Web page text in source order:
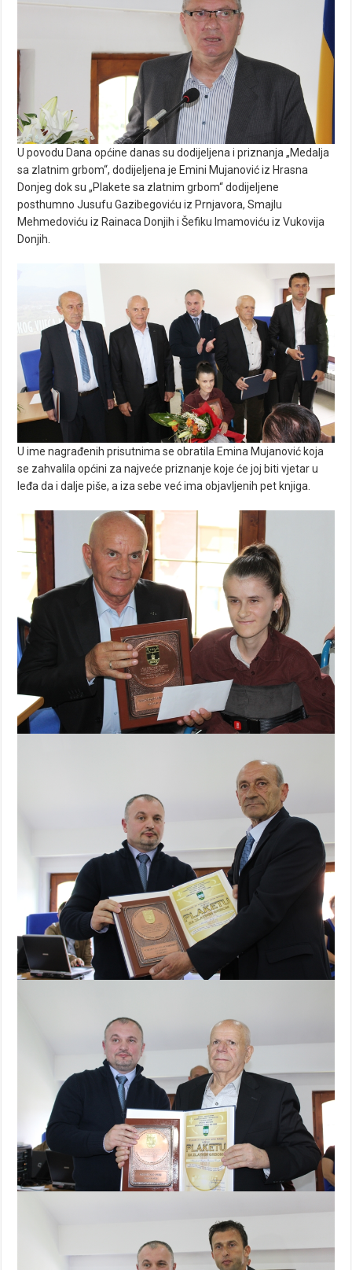
U povodu Dana općine danas su dodijeljena i priznanja „Medalja
sa zlatnim grbom“, dodijeljena je Emini Mujanović iz Hrasna
Donjeg dok su „Plakete sa zlatnim grbom“ dodijeljene
posthumno Jusufu Gazibegoviću iz Prnjavora, Smajlu
Mehmedoviću iz Rainaca Donjih i Šefiku Imamoviću iz Vukovija
Donjih.
U ime nagrađenih prisutnima se obratila Emina Mujanović koja
se zahvalila općini za najveće priznanje koje će joj biti vjetar u
leđa da i dalje piše, a iza sebe već ima objavljenih pet knjiga.